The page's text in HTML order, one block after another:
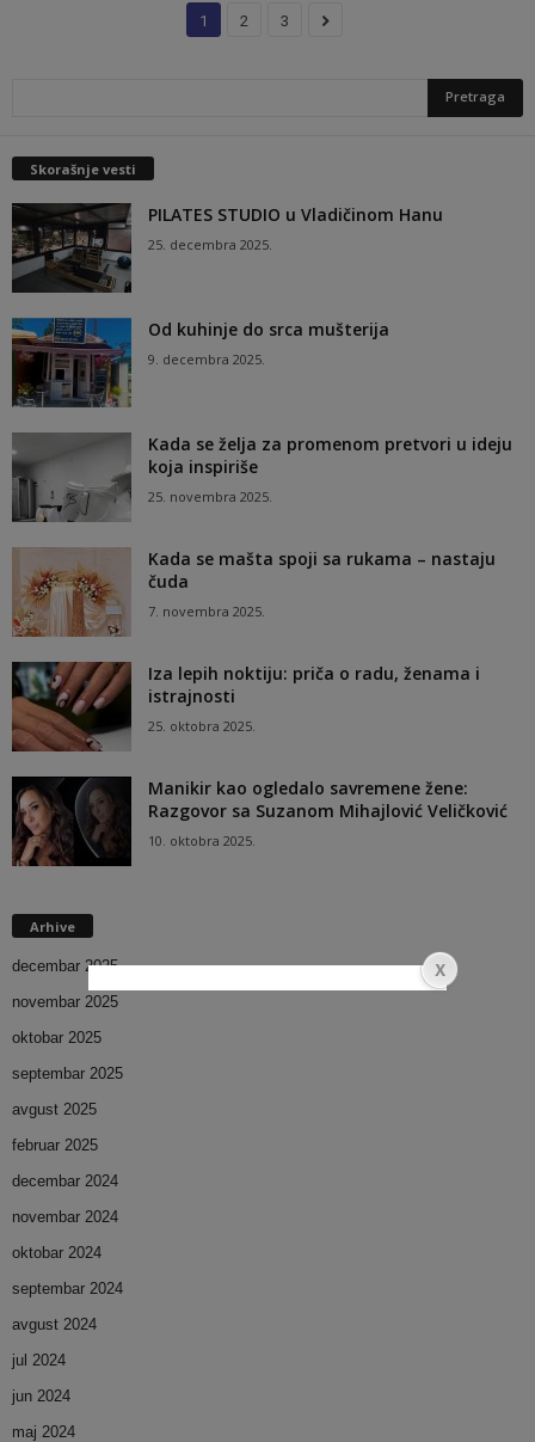
1 2 3
Skorašnje vesti
PILATES STUDIO u Vladičinom Hanu
25. decembra 2025.
Od kuhinje do srca mušterija
9. decembra 2025.
Kada se želja za promenom pretvori u ideju
koja inspiriše
25. novembra 2025.
Kada se mašta spoji sa rukama – nastaju
čuda
7. novembra 2025.
Iza lepih noktiju: priča o radu, ženama i
istrajnosti
25. oktobra 2025.
Manikir kao ogledalo savremene žene:
Razgovor sa Suzanom Mihajlović Veličković
10. oktobra 2025.
Arhive
decembar 2025
novembar 2025
oktobar 2025
septembar 2025
avgust 2025
februar 2025
decembar 2024
novembar 2024
oktobar 2024
septembar 2024
avgust 2024
jul 2024
jun 2024
maj 2024